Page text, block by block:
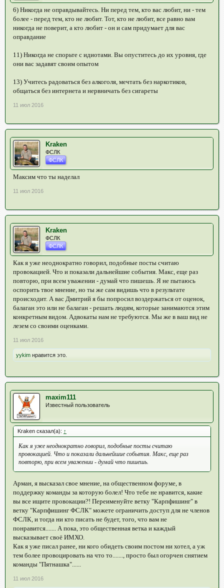
6) Никогда не оправдывайтесь. Ни перед тем, кто вас любит, ни - тем
более - перед тем, кто не любит. Тот, кто не любит, все равно вам
никогда не поверит, а кто любит - он и сам придумает для вас
оправдание
11) Никогда не спорьте с идиотами. Вы опуститесь до их уровня, где
они вас задавят своим опытом
13) Учитесь радоваться без алкоголя, мечтать без наркотиков,
общаться без интернета и нервничать без сигареты
11 июл 2016
Kraken
ФСЛК
ФСЛК
Максим что ты наделал
11 июл 2016
Kraken
ФСЛК
ФСЛК
Как я уже неоднократно говорил, подобные посты считаю
провокацией. Что и показали дальнейшие события. Макс, еще раз
повторю, при всем уважении - думай что пишешь. Я не пытаюсь
оспорить твое мнение, но ты же сам видишь что в результате
происходит. А вас Дмитрий я бы попросил воздержаться от оценок,
балаган это или не балаган - решать людям, которые занимаются этим
конкретным видом. Адвокаты нам не требуются. Мы же в ваш вид не
лезем со своими оценками.
11 июл 2016
yykim нравится это.
maxim111
Известный пользователь
Kraken сказал(а): ↑
Как я уже неоднократно говорил, подобные посты считаю
провокацией. Что и показали дальнейшие события. Макс, еще раз
повторю, при всем уважении - думай что пишешь.
Арман, я высказал свое мнение, на общественном форуме, в
поддержку команды за которую болел! Что тебе не нравится, какие
вы все ищите провокации?! Переименуйте ветку "Карпфишинг" в
ветку "Карпфишинг ФСЛК" можете ограничить доступ для не членов
ФСЛК, и тогда ни кто писать не будет, того, что вам не
понравится....... А пока, это общественная ветка и каждый
высказывает своё ИМХО.
Как я уже писал ранее, ни кого обидеть своим постом ни хотел, а уж
тем более провоцировать на что то......., просто был огорчен снятием
команды "Пятнашка"......
11 июл 2016